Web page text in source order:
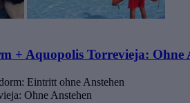
+ Aquopolis Torrevieja: Ohne
Eintritt ohne Anstehen
Ohne Anstehen